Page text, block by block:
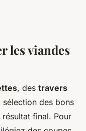
les viandes
, des travers
sélection des bons
final. Pour